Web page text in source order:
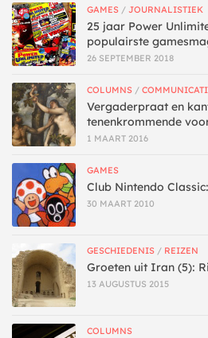
GAMES / JOURNALISTIEK
25 jaar Power
populairste
26 SEPTEMBER 2018
COLUMNS /
Vergaderpraat en
tenenkrommende
1 MAART 2016
GAMES
Club Nintendo
30 MAART 2010
GESCHIEDENIS / REIZEN
Groeten uit Iran (5):
13 AUGUSTUS 2015
COLUMNS